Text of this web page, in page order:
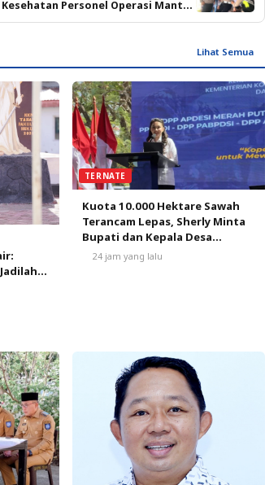
Kesehatan Personel Operasi Mantap
Praja
Lihat Semua
TERNATE
Kuota 10.000 Hektare Sawah
Terancam Lepas, Sherly Minta
Bupati dan Kepala Desa
Bergerak Satu Bulan
24 jam yang lalu